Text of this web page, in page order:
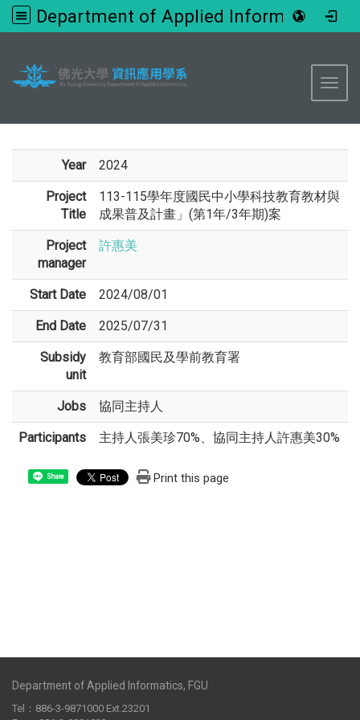
Department of Applied Informatics, FGU
Year 2024
Project
Title
113-115學年度國民中小學科技教育教材與
成果普及計畫」(第1年/3年期)案
Project
manager
許惠美
Start Date 2024/08/01
End Date 2025/07/31
Subsidy
unit
教育部國民及學前教育署
Jobs 協同主持人
Participants 主持人張美珍70%、協同主持人許惠美30%
Share Print this page
Department of Applied Informatics, FGU
Tel：886-3-9871000 Ext.23201